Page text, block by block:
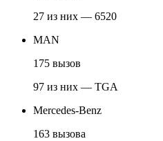
27 из них — 6520
MAN
175 вызов
97 из них — TGA
Mercedes-Benz
163 вызова